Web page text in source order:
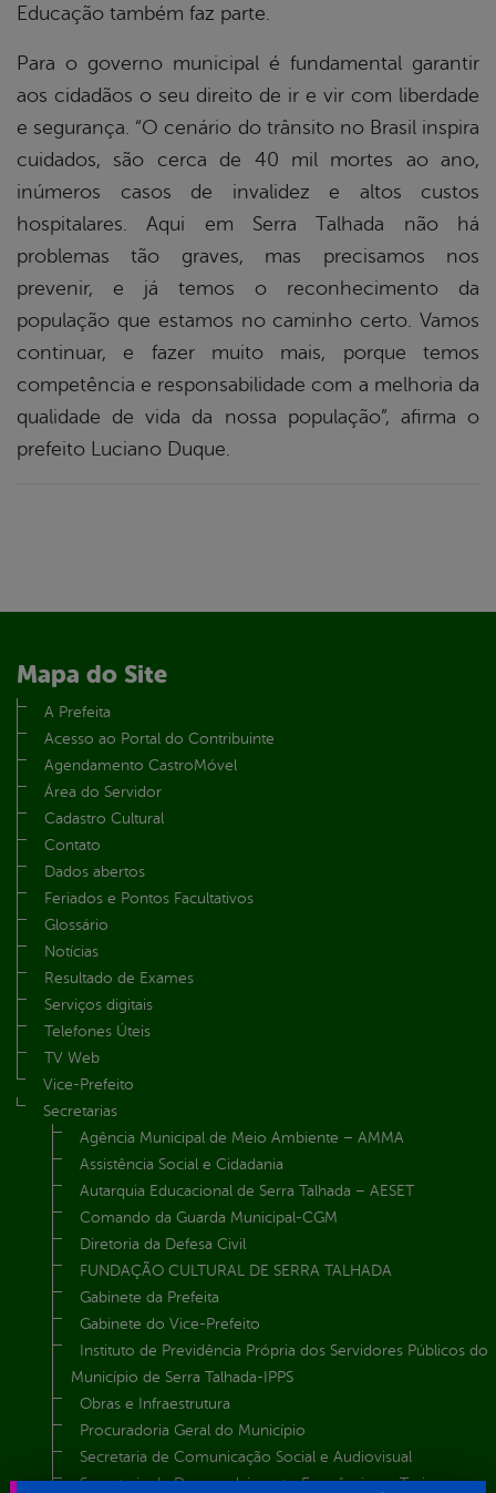
Educação também faz parte.
Para o governo municipal é fundamental garantir
aos cidadãos o seu direito de ir e vir com liberdade
e segurança. “O cenário do trânsito no Brasil inspira
cuidados, são cerca de 40 mil mortes ao ano,
inúmeros casos de invalidez e altos custos
hospitalares. Aqui em Serra Talhada não há
problemas tão graves, mas precisamos nos
prevenir, e já temos o reconhecimento da
população que estamos no caminho certo. Vamos
continuar, e fazer muito mais, porque temos
competência e responsabilidade com a melhoria da
qualidade de vida da nossa população”, afirma o
prefeito Luciano Duque.
Mapa do Site
A Prefeita
Acesso ao Portal do Contribuinte
Agendamento CastroMóvel
Área do Servidor
Cadastro Cultural
Contato
Dados abertos
Feriados e Pontos Facultativos
Glossário
Notícias
Resultado de Exames
Serviços digitais
Telefones Úteis
TV Web
Vice-Prefeito
Secretarias
Agência Municipal de Meio Ambiente – AMMA
Assistência Social e Cidadania
Autarquia Educacional de Serra Talhada – AESET
Comando da Guarda Municipal-CGM
Diretoria da Defesa Civil
FUNDAÇÃO CULTURAL DE SERRA TALHADA
Gabinete da Prefeita
Gabinete do Vice-Prefeito
Instituto de Previdência Própria dos Servidores Públicos do
Município de Serra Talhada-IPPS
Obras e Infraestrutura
Procuradoria Geral do Município
Secretaria de Comunicação Social e Audiovisual
Secretaria de Desenvolvimento Econômico e Turismo